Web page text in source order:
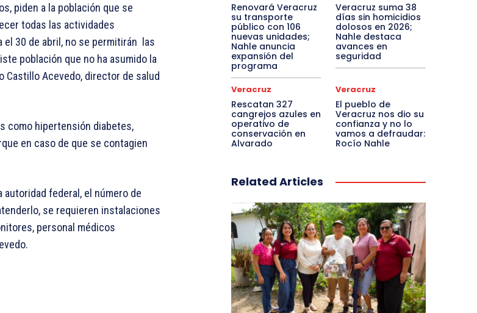
piden a la población que se
todas las actividades
el 30 de abril, no se permitirán las
población que no ha asumido la
Castillo Acevedo, director de salud
como hipertensión diabetes,
en caso de que se contagien
federal, el número de
se requieren instalaciones
personal médicos
Renovará Veracruz
su transporte
público con 106
nuevas unidades;
Nahle anuncia
expansión del
programa
Veracruz suma 38
días sin homicidios
dolosos en 2026;
Nahle destaca
avances en
seguridad
Veracruz
Rescatan 327
cangrejos azules en
operativo de
conservación en
Alvarado
Veracruz
El pueblo de
Veracruz nos dio su
confianza y no lo
vamos a defraudar:
Rocío Nahle
Related Articles